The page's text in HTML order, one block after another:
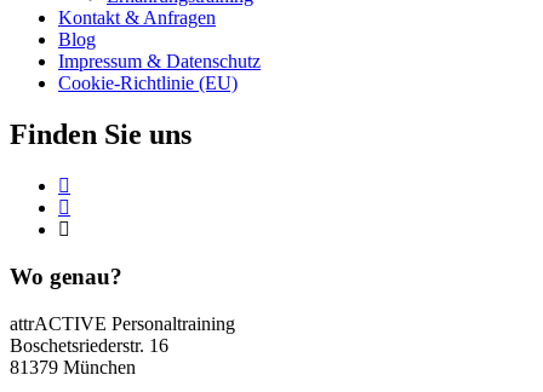
Kontakt & Anfragen
Blog
Impressum & Datenschutz
Cookie-Richtlinie (EU)
Finden Sie uns
Wo genau?
attrACTIVE Personaltraining
Boschetsriederstr. 16
81379 München